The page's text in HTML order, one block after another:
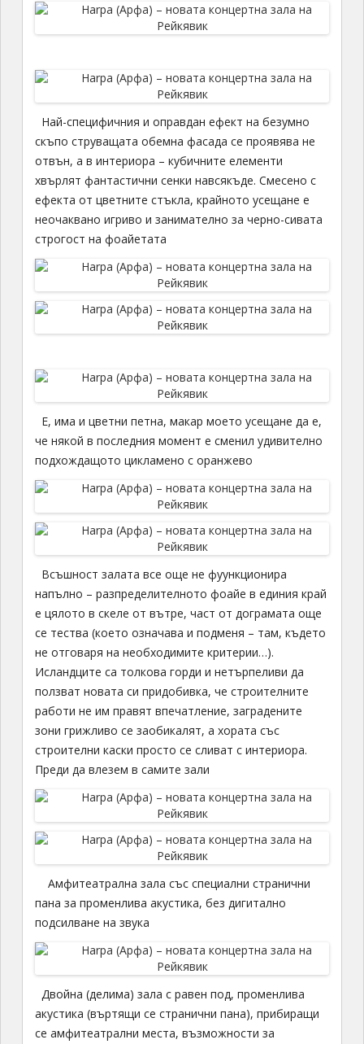
Най-специфичния и оправдан ефект на безумно
скъпо струващата обемна фасада се проявява не
отвън, а в интериора – кубичните елементи
хвърлят фантастични сенки навсякъде. Смесено с
ефекта от цветните стъкла, крайното усещане е
неочаквано игриво и занимателно за черно-сивата
строгост на фоайетата
Е, има и цветни петна, макар моето усещане да е,
че някой в последния момент е сменил удивително
подхождащото цикламено с оранжево
Всъшност залата все още не фуункционира
напълно – разпределителното фоайе в единия край
е цялото в скеле от вътре, част от дограмата още
се тества (което означава и подменя – там, където
не отговаря на необходимите критерии…).
Исландците са толкова горди и нетърпеливи да
ползват новата си придобивка, че строителните
работи не им правят впечатление, заградените
зони грижливо се заобикалят, а хората със
строителни каски просто се сливат с интериора.
Преди да влезем в самите зали
Aмфитеатрална зала със специални странични
пана за променлива акустика, без дигитално
подсилване на звука
Двойна (делима) зала с равен под, променлива
акустика (въртящи се странични пана), прибиращи
се амфитеатрални места, възможности за